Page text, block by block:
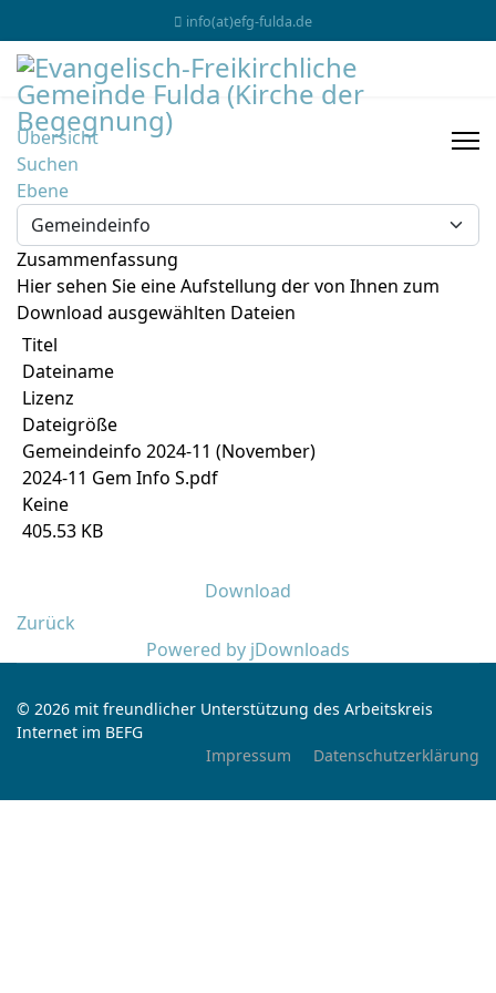
info(at)efg-fulda.de
Übersicht
Suchen
Ebene
Zusammenfassung
Hier sehen Sie eine Aufstellung der von Ihnen zum
Download ausgewählten Dateien
Titel
Dateiname
Lizenz
Dateigröße
Gemeindeinfo 2024-11 (November)
2024-11 Gem Info S.pdf
Keine
405.53 KB
Download
Zurück
Powered by jDownloads
© 2026 mit freundlicher Unterstützung des Arbeitskreis
Internet im BEFG
Impressum
Datenschutzerklärung